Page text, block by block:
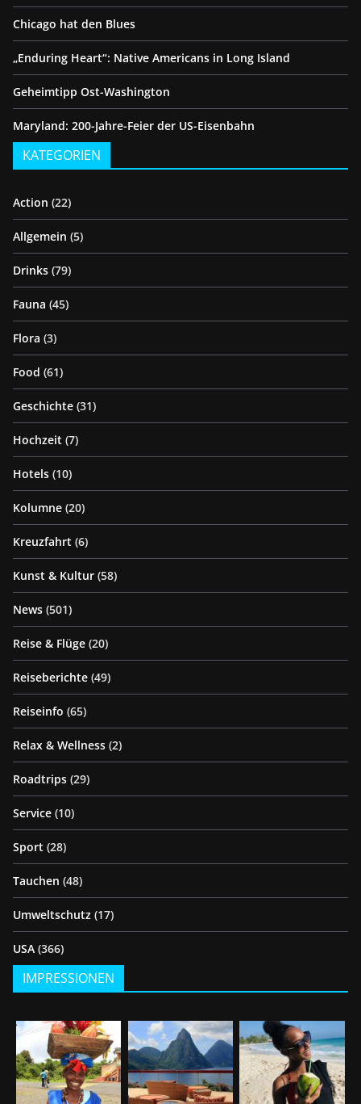
Chicago hat den Blues
„Enduring Heart“: Native Americans in Long Island
Geheimtipp Ost-Washington
Maryland: 200-Jahre-Feier der US-Eisenbahn
KATEGORIEN
Action (22)
Allgemein (5)
Drinks (79)
Fauna (45)
Flora (3)
Food (61)
Geschichte (31)
Hochzeit (7)
Hotels (10)
Kolumne (20)
Kreuzfahrt (6)
Kunst & Kultur (58)
News (501)
Reise & Flüge (20)
Reiseberichte (49)
Reiseinfo (65)
Relax & Wellness (2)
Roadtrips (29)
Service (10)
Sport (28)
Tauchen (48)
Umweltschutz (17)
USA (366)
IMPRESSIONEN